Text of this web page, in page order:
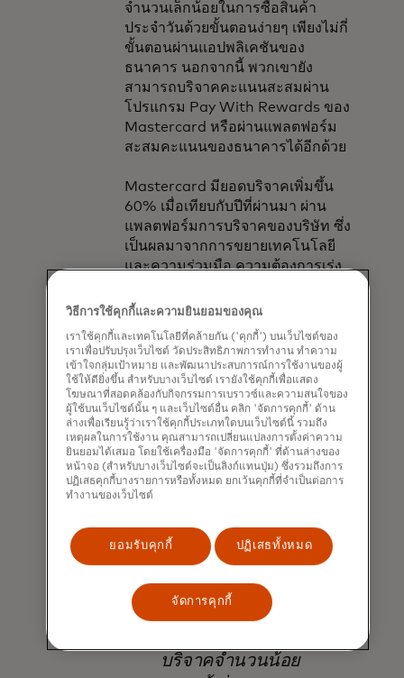
จำนวนเล็กน้อยในการซื้อสินค้า
ประจำวันด้วยขั้นตอนง่ายๆ เพียงไม่กี่
ขั้นตอนผ่านแอปพลิเคชันของ
ธนาคาร นอกจากนี้ พวกเขายัง
สามารถบริจาคคะแนนสะสมผ่าน
โปรแกรม Pay With Rewards ของ
Mastercard หรือผ่านแพลตฟอร์ม
สะสมคะแนนของธนาคารได้อีกด้วย
Mastercard มียอดบริจาคเพิ่มขึ้น
60% เมื่อเทียบกับปีที่ผ่านมา ผ่าน
แพลตฟอร์มการบริจาคของบริษัท ซึ่ง
เป็นผลมาจากการขยายเทคโนโลยี
และความร่วมมือ ความต้องการเร่ง
และการเติบโตตามธรรมชาติของการ
บริจาคผ่านช่องทางดิจิทัล
“เราสามารถปลดล็อก
สำหรับผู้ถือบัตรของ
เรา โดยนำเสนอวิธี
การบริจาคที่ง่ายและ
ปลอดภัย และใช้
บริจาคจำนวนน้อย
วิธีการใช้คุกกี้และความยินยอมของคุณ
เราใช้คุกกี้และเทคโนโลยีที่คล้ายกัน ('คุกกี้') บนเว็บไซต์ของ
เราเพื่อปรับปรุงเว็บไซต์ วัดประสิทธิภาพการทำงาน ทำความ
เข้าใจกลุ่มเป้าหมาย และพัฒนาประสบการณ์การใช้งานของผู้
ใช้ให้ดียิ่งขึ้น สำหรับบางเว็บไซต์ เรายังใช้คุกกี้เพื่อแสดง
โฆษณาที่สอดคล้องกับกิจกรรมการเบราวซ์และความสนใจของ
ผู้ใช้บนเว็บไซต์นั้น ๆ และเว็บไซต์อื่น คลิก 'จัดการคุกกี้' ด้าน
ล่างเพื่อเรียนรู้ว่าเราใช้คุกกี้ประเภทใดบนเว็บไซต์นี้ รวมถึง
เหตุผลในการใช้งาน คุณสามารถเปลี่ยนแปลงการตั้งค่าความ
ยินยอมได้เสมอ โดยใช้เครื่องมือ 'จัดการคุกกี้' ที่ด้านล่างของ
หน้าจอ (สำหรับบางเว็บไซต์จะเป็นลิงก์แทนปุ่ม) ซึ่งรวมถึงการ
ปฏิเสธคุกกี้บางรายการหรือทั้งหมด ยกเว้นคุกกี้ที่จำเป็นต่อการ
ทำงานของเว็บไซต์
ยอมรับคุกกี้ ปฏิเสธทั้งหมด
จัดการคุกกี้